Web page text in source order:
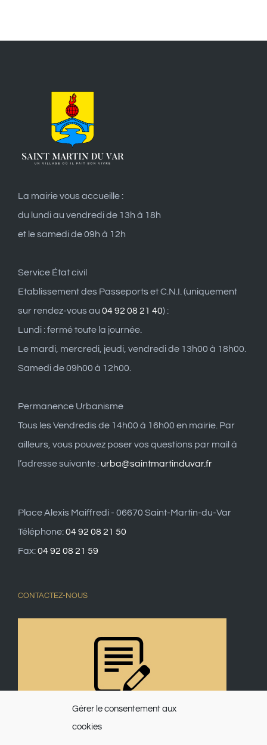
Gérer le consentement aux
cookies
La mairie vous accueille :
du lundi au vendredi de 13h à 18h
et le samedi de 09h à 12h
Service État civil
Etablissement des Passeports et C.N.I. (uniquement
sur rendez-vous au 04 92 08 21 40) :
Lundi : fermé toute la journée.
Le mardi, mercredi, jeudi, vendredi de 13h00 à 18h00.
Samedi de 09h00 à 12h00.
Permanence Urbanisme
Tous les Vendredis de 14h00 à 16h00 en mairie. Par
ailleurs, vous pouvez poser vos questions par mail à
l’adresse suivante : urba@saintmartinduvar.fr
Place Alexis Maiffredi - 06670 Saint-Martin-du-Var
Téléphone:04 92 08 21 50
Fax:04 92 08 21 59
CONTACTEZ-NOUS